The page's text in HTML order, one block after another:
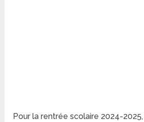
Pour la rentrée scolaire 2024-